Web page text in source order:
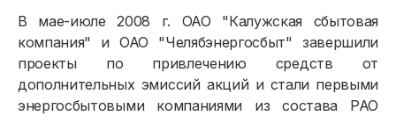
В мае-июле 2008 г. ОАО "Калужская сбытовая
компания" и ОАО "Челябэнергосбыт" завершили
проекты по привлечению средств от
дополнительных эмиссий акций и стали первыми
энергосбытовыми компаниями из состава РАО